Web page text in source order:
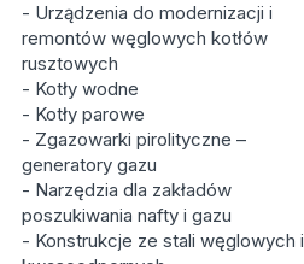
- Urządzenia do modernizacji i
remontów węglowych kotłów
rusztowych
- Kotły wodne
- Kotły parowe
- Zgazowarki pirolityczne –
generatory gazu
- Narzędzia dla zakładów
poszukiwania nafty i gazu
- Konstrukcje ze stali węglowych i